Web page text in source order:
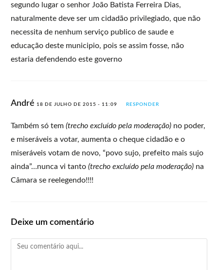
segundo lugar o senhor João Batista Ferreira Dias,
naturalmente deve ser um cidadão privilegiado, que não
necessita de nenhum serviço publico de saude e
educação deste municipio, pois se assim fosse, não
estaria defendendo este governo
André 18 DE JULHO DE 2015 - 11:09 RESPONDER
Também só tem(trecho excluído pela moderação) no poder,
e miseráveis a votar, aumenta o cheque cidadão e o
miseráveis votam de novo, “povo sujo, prefeito mais sujo
ainda”…nunca vi tanto(trecho excluído pela moderação) na
Câmara se reelegendo!!!!
Deixe um comentário